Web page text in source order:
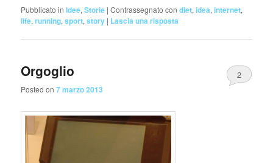
Pubblicato in Idee,Storie |Contrassegnato con diet,idea,internet,
life,running,sport,story | Lascia una risposta
Orgoglio
Posted on7 marzo 2013
2